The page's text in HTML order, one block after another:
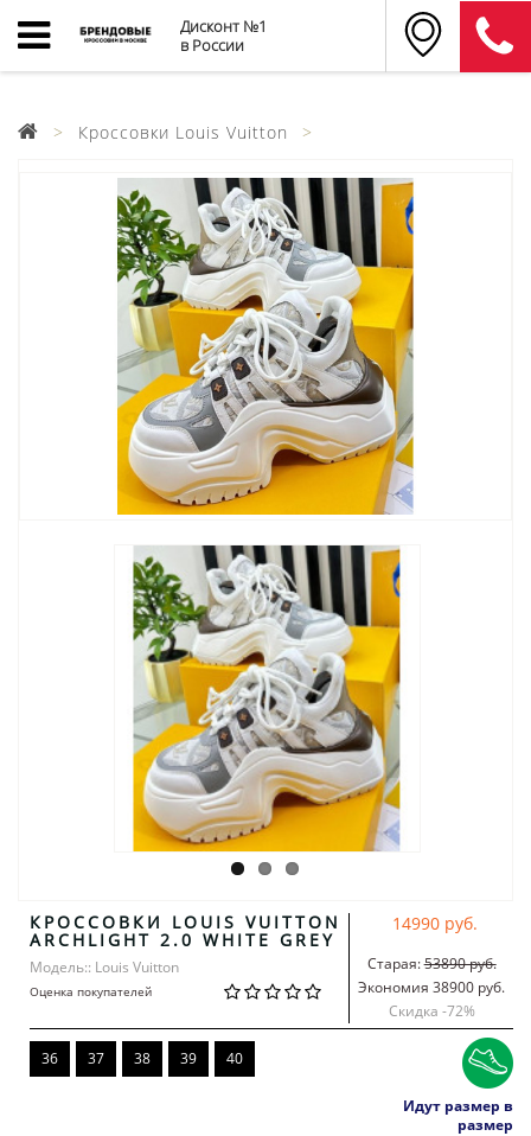
Дисконт №1
в России
Кроссовки Louis Vuitton
КРОССОВКИ LOUIS VUITTON
ARCHLIGHT 2.0 WHITE GREY
Модель:: Louis Vuitton
Оценка покупателей
14990 руб.
Старая:53890 руб.
Экономия 38900 руб.
Скидка -72%
36 37 38 39 40
Идут размер в
размер